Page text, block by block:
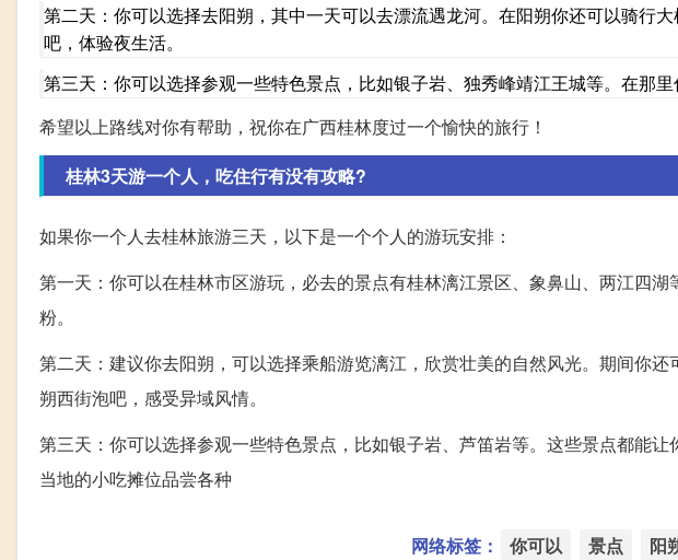
第二天：你可以选择去阳朔，其中一天可以去漂流遇龙河。在阳朔你还可以骑行
吧，体验夜生活。
第三天：你可以选择参观一些特色景点，比如银子岩、独秀峰靖江王城等。在那里
希望以上路线对你有帮助，祝你在广西桂林度过一个愉快的旅行！
桂林3天游一个人，吃住行有没有攻略?
如果你一个人去桂林旅游三天，以下是一个个人的游玩安排：
第一天：你可以在桂林市区游玩，必去的景点有桂林漓江景区、象鼻山、两江四
粉。
第二天：建议你去阳朔，可以选择乘船游览漓江，欣赏壮美的自然风光。期间你
朔西街泡吧，感受异域风情。
第三天：你可以选择参观一些特色景点，比如银子岩、芦笛岩等。这些景点都能
当地的小吃摊位品尝各种
网络标签： 你可以 景点 阳